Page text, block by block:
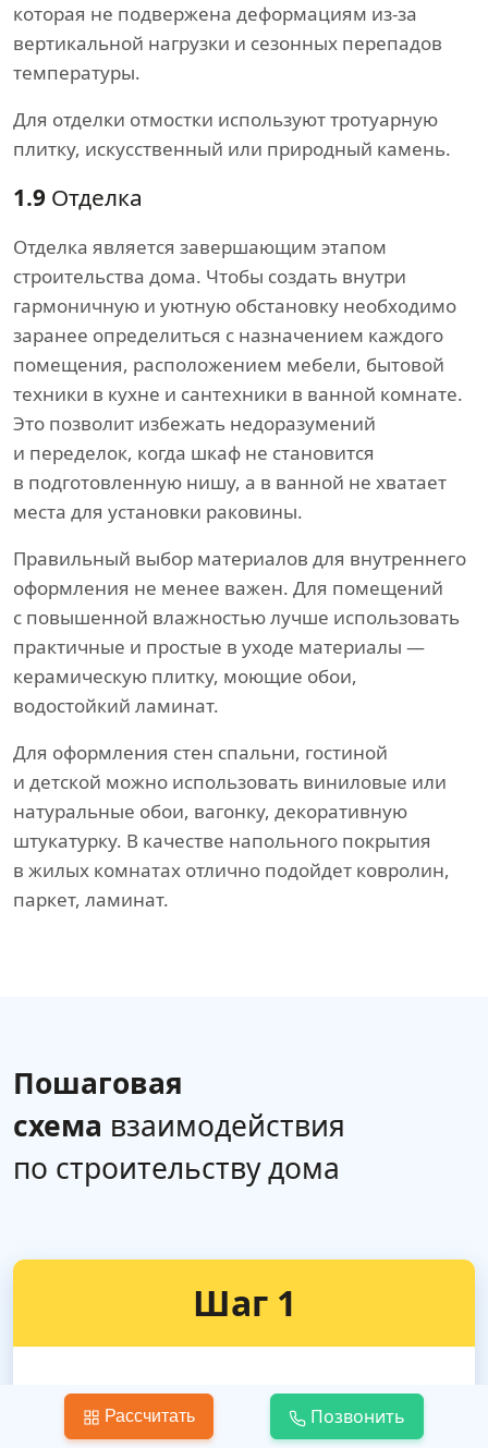
которая не подвержена деформациям из-за
вертикальной нагрузки и сезонных перепадов
температуры.
Для отделки отмостки используют тротуарную
плитку, искусственный или природный камень.
1.9 Отделка
Отделка является завершающим этапом
строительства дома. Чтобы создать внутри
гармоничную и уютную обстановку необходимо
заранее определиться с назначением каждого
помещения, расположением мебели, бытовой
техники в кухне и сантехники в ванной комнате.
Это позволит избежать недоразумений
и переделок, когда шкаф не становится
в подготовленную нишу, а в ванной не хватает
места для установки раковины.
Правильный выбор материалов для внутреннего
оформления не менее важен. Для помещений
с повышенной влажностью лучше использовать
практичные и простые в уходе материалы —
керамическую плитку, моющие обои,
водостойкий ламинат.
Для оформления стен спальни, гостиной
и детской можно использовать виниловые или
натуральные обои, вагонку, декоративную
штукатурку. В качестве напольного покрытия
в жилых комнатах отлично подойдет ковролин,
паркет, ламинат.
Пошаговая
схема взаимодействия
по строительству дома
Шаг 1
Составление наглядной карты —
сметы
Рассчитать Позвонить